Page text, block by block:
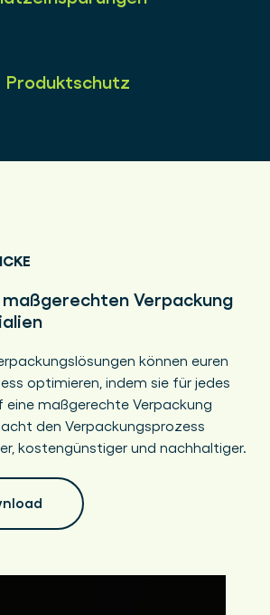
Produktschutz
Verpackung
können euren
optimieren, indem sie für jedes
eine maßgerechte Verpackung
den Verpackungsprozess
kostengünstiger und nachhaltiger.